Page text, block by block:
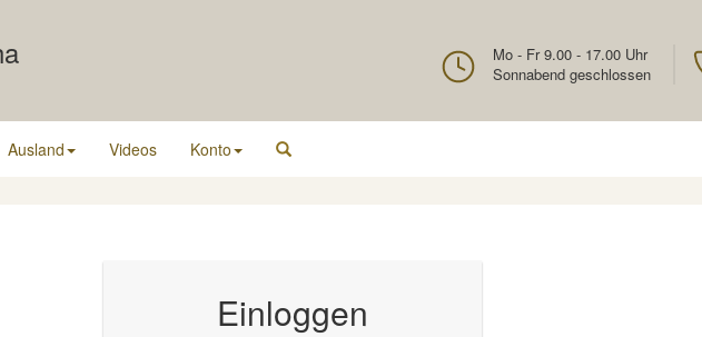
Mo - Fr 9.00 - 17.00 Uhr
Sonnabend geschlossen
Ausland Videos Konto
Einloggen